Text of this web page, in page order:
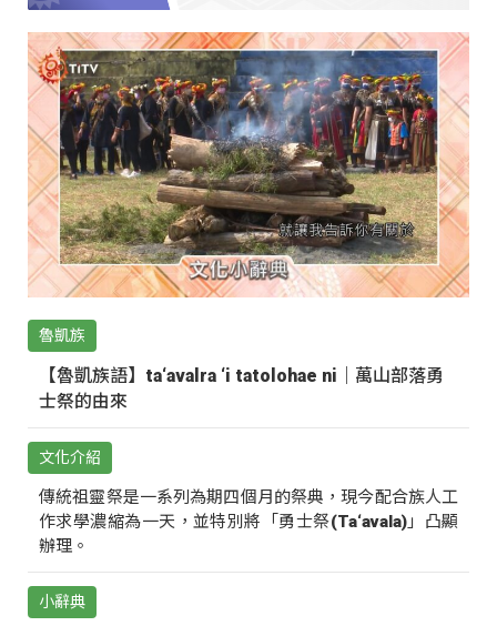
魯凱族
【魯凱族語】ta‘avalra ‘i tatolohae ni｜萬山部落勇
士祭的由來
文化介紹
傳統祖靈祭是一系列為期四個月的祭典，現今配合族人工
作求學濃縮為一天，並特別將「勇士祭(Ta‘avala)」凸顯
辦理。
小辭典